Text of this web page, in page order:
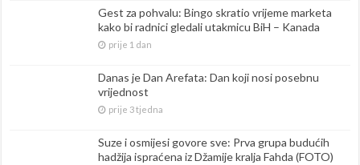
Gest za pohvalu: Bingo skratio vrijeme marketa
kako bi radnici gledali utakmicu BiH – Kanada
prije 1 dan
Danas je Dan Arefata: Dan koji nosi posebnu
vrijednost
prije 3 tjedna
Suze i osmijesi govore sve: Prva grupa budućih
hadžija ispraćena iz Džamije kralja Fahda (FOTO)